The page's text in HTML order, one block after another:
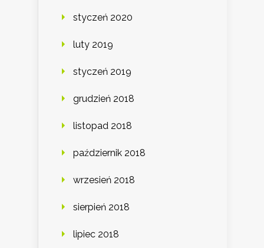
styczeń 2020
luty 2019
styczeń 2019
grudzień 2018
listopad 2018
październik 2018
wrzesień 2018
sierpień 2018
lipiec 2018